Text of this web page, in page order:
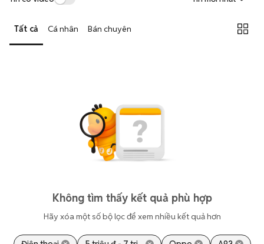
Tất cả Cá nhân Bán chuyên
Không tìm thấy kết quả phù hợp
Hãy xóa một số bộ lọc để xem nhiều kết quả hơn